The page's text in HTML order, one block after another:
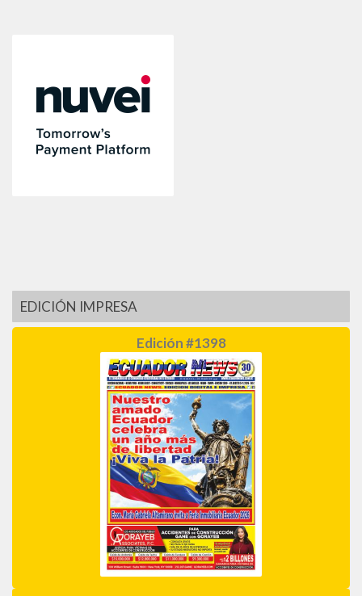
EDICIÓN IMPRESA
Edición #1398